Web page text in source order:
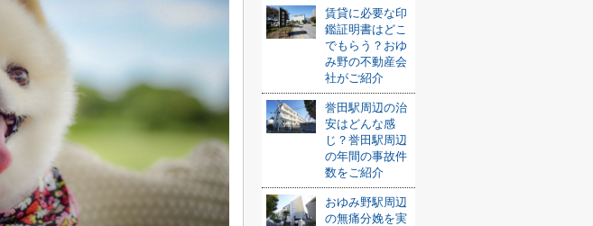
賃貸に必要な印
鑑証明書はどこ
でもらう？おゆ
み野の不動産会
社がご紹介
誉田駅周辺の治
安はどんな感
じ？誉田駅周辺
の年間の事故件
数をご紹介
おゆみ野駅周辺
の無痛分娩を実